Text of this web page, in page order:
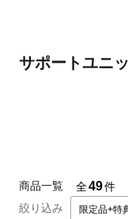
サポートユニ
商品一覧 全49件
絞り込み
限定品+特